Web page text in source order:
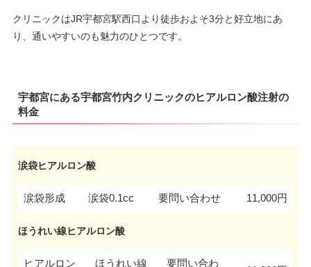
クリニックはJR宇都宮駅西口より徒歩およそ3分と好立地にあ
り、通いやすいのも魅力のひとつです。
宇都宮にある宇都宮竹内クリニックのヒアルロン酸注射の
料金
涙袋ヒアルロン酸
涙袋形成 涙袋0.1cc 要問い合わせ 11,000円
ほうれい線ヒアルロン酸
ヒアルロン ほうれい線 要問い合わ